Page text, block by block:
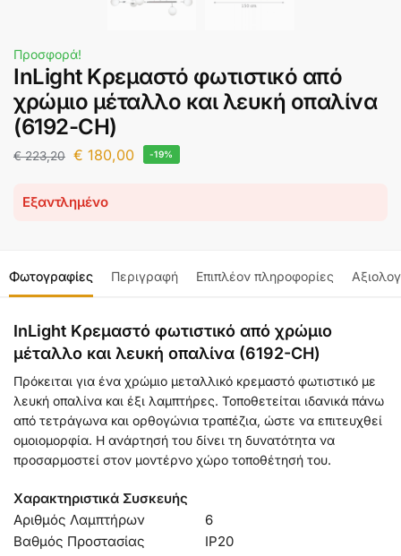
Προσφορά!
InLight Κρεμαστό φωτιστικό από
χρώμιο μέταλλο και λευκή οπαλίνα
(6192-CH)
€223,20 € 180,00 -19%
Εξαντλημένο
Φωτογραφίες Περιγραφή Επιπλέον πληροφορίες
InLight Κρεμαστό φωτιστικό από χρώμιο
μέταλλο και λευκή οπαλίνα (6192-CH)
Πρόκειται για ένα χρώμιο μεταλλικό κρεμαστό φωτιστικό με
λευκή οπαλίνα και έξι λαμπτήρες. Τοποθετείται ιδανικά πάνω
από τετράγωνα και ορθογώνια τραπέζια, ώστε να επιτευχθεί
ομοιομορφία. Η ανάρτησή του δίνει τη δυνατότητα να
προσαρμοστεί στον μοντέρνο χώρο τοποθέτησή του.
Χαρακτηριστικά Συσκευής
Αριθμός Λαμπτήρων
6
Βαθμός Προστασίας
IP20